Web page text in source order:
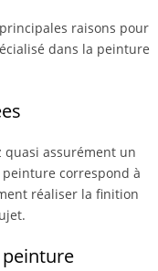
raisons pour
dans la peinture
assurément un
correspond à
réaliser la finition
peinture